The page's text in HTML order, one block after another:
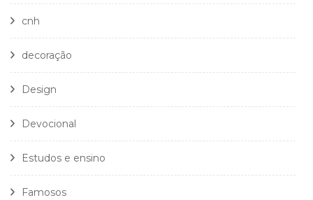
cnh
decoração
Design
Devocional
Estudos e ensino
Famosos